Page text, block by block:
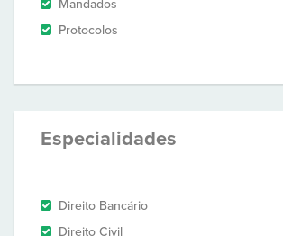
Mandados
Protocolos
Especialidades
Direito Bancário
Direito Civil